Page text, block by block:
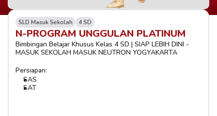
SLD Masuk Sekolah 4 SD
N-PROGRAM UNGGULAN PLATINUM
Bimbingan Belajar Khusus Kelas 4 SD | SIAP LEBIH DINI -
MASUK SEKOLAH MASUK NEUTRON YOGYAKARTA
Persiapan:
SAS
SAT